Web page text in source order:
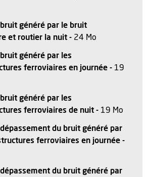
généré par le bruit
et routier la nuit - 24 Mo
généré par les
ferroviaires en journée - 19
généré par les
ferroviaires de nuit - 19 Mo
du bruit généré par
ferroviaires en journée -
du bruit généré par